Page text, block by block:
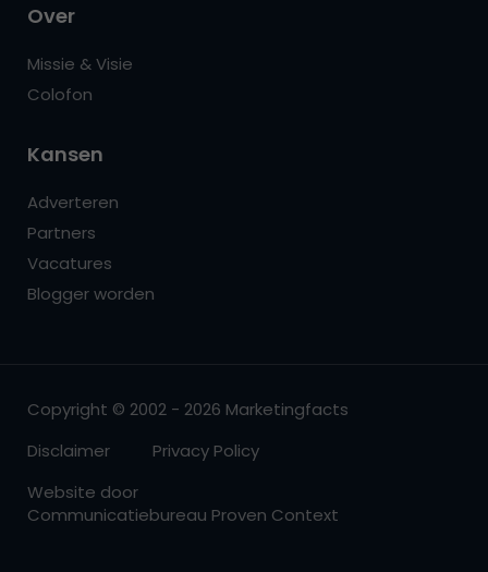
Over
Missie & Visie
Colofon
Kansen
Adverteren
Partners
Vacatures
Blogger worden
Copyright © 2002 - 2026 Marketingfacts
Disclaimer
Privacy Policy
Website door
Communicatiebureau Proven Context